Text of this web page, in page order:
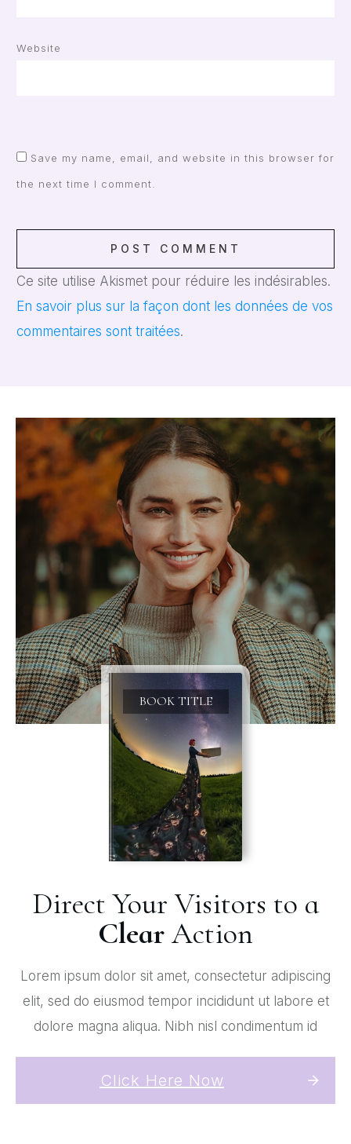
Website
Save my name, email, and website in this browser for
the next time I comment.
POST COMMENT
Ce site utilise Akismet pour réduire les indésirables.
En savoir plus sur la façon dont les données de vos
commentaires sont traitées.
BOOK TITLE
Direct Your Visitors to a
ClearAction
Lorem ipsum dolor sit amet, consectetur adipiscing
elit, sed do eiusmod tempor incididunt ut labore et
dolore magna aliqua. Nibh nisl condimentum id
Click Here Now